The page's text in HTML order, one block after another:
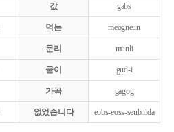
값 gabs
먹는 meogneun
문리 munli
굳이 gud-i
가곡 gagog
없었습니다 eobs-eoss-seubnida